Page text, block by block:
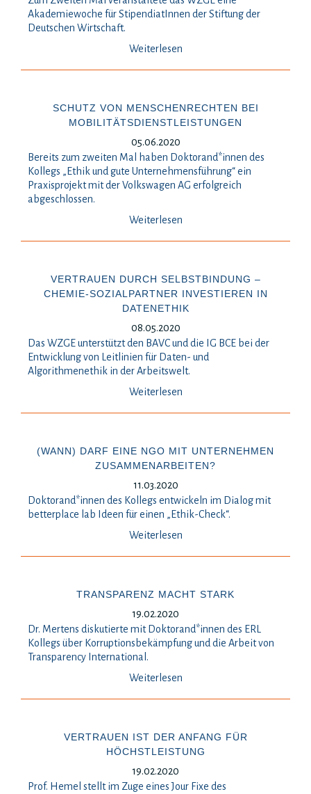
Akademiewoche für StipendiatInnen der Stiftung der
Deutschen Wirtschaft.
Weiterlesen
SCHUTZ VON MENSCHENRECHTEN BEI
MOBILITÄTSDIENSTLEISTUNGEN
05.06.2020
Bereits zum zweiten Mal haben Doktorand*innen des
Kollegs „Ethik und gute Unternehmensführung“ ein
Praxisprojekt mit der Volkswagen AG erfolgreich
abgeschlossen.
Weiterlesen
VERTRAUEN DURCH SELBSTBINDUNG –
CHEMIE-SOZIALPARTNER INVESTIEREN IN
DATENETHIK
08.05.2020
Das WZGE unterstützt den BAVC und die IG BCE bei der
Entwicklung von Leitlinien für Daten- und
Algorithmenethik in der Arbeitswelt.
Weiterlesen
(WANN) DARF EINE NGO MIT UNTERNEHMEN
ZUSAMMENARBEITEN?
11.03.2020
Doktorand*innen des Kollegs entwickeln im Dialog mit
betterplace lab Ideen für einen „Ethik-Check“.
Weiterlesen
TRANSPARENZ MACHT STARK
19.02.2020
Dr. Mertens diskutierte mit Doktorand*innen des ERL
Kollegs über Korruptionsbekämpfung und die Arbeit von
Transparency International.
Weiterlesen
VERTRAUEN IST DER ANFANG FÜR
HÖCHSTLEISTUNG
19.02.2020
Prof. Hemel stellt im Zuge eines Jour Fixe des